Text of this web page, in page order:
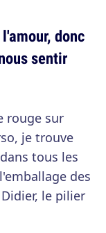
donc
sentir
rouge sur
je trouve
tous les
des
le pilier